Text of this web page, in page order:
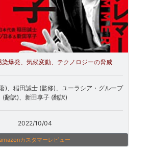
爆発、気候変動、テクノロジーの脅威
)、稲田誠士 (監修)、ユーラシア・グループ
(翻訳)、新田享子 (翻訳)
2022/10/04
カスタマーレビュー